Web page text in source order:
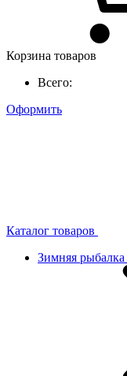
Корзина товаров
Всего:
Оформить
Каталог товаров
Зимняя рыбалка